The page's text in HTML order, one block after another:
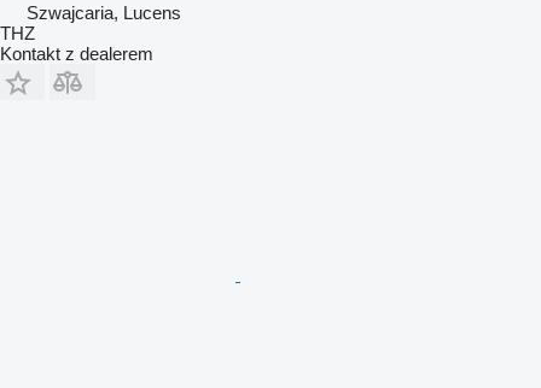
Szwajcaria, Lucens
THZ
Kontakt z dealerem